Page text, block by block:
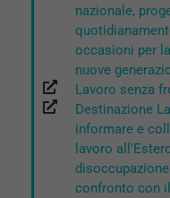
nazionale,
occasioni per
nuove
Lavoro senza
Destinazione
informare e
lavoro
confronto con